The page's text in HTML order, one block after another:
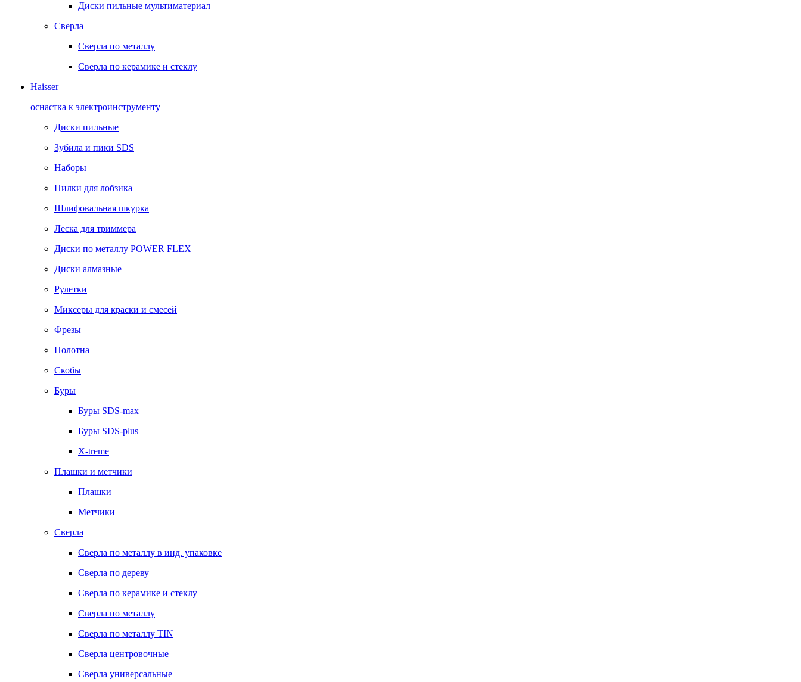
Диски пильные мультиматериал
Сверла
Сверла по металлу
Сверла по керамике и стеклу
Haisser
оснастка к электроинструменту
Диски пильные
Зубила и пики SDS
Наборы
Пилки для лобзика
Шлифовальная шкурка
Леска для триммера
Диски по металлу POWER FLEX
Диски алмазные
Рулетки
Миксеры для краски и смесей
Фрезы
Полотна
Скобы
Буры
Буры SDS-max
Буры SDS-plus
X-treme
Плашки и метчики
Плашки
Метчики
Сверла
Сверла по металлу в инд. упаковке
Сверла по дереву
Сверла по керамике и стеклу
Сверла по металлу
Сверла по металлу TIN
Сверла центровочные
Сверла универсальные